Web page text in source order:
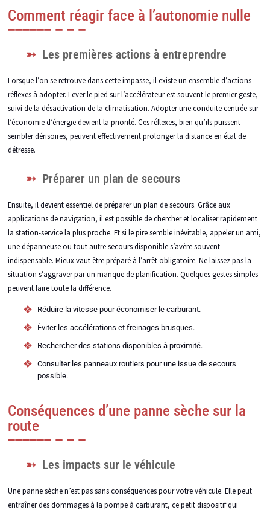
Comment réagir face à l’autonomie nulle
Les premières actions à entreprendre
Lorsque l’on se retrouve dans cette impasse, il existe un ensemble d’actions
réflexes à adopter. Lever le pied sur l’accélérateur est souvent le premier geste,
suivi de la désactivation de la climatisation. Adopter une conduite centrée sur
l’économie d’énergie devient la priorité. Ces réflexes, bien qu’ils puissent
sembler dérisoires, peuvent effectivement prolonger la distance en état de
détresse.
Préparer un plan de secours
Ensuite, il devient essentiel de préparer un plan de secours. Grâce aux
applications de navigation, il est possible de chercher et localiser rapidement
la station-service la plus proche. Et si le pire semble inévitable, appeler un ami,
une dépanneuse ou tout autre secours disponible s’avère souvent
indispensable. Mieux vaut être préparé à l’arrêt obligatoire. Ne laissez pas la
situation s’aggraver par un manque de planification. Quelques gestes simples
peuvent faire toute la différence.
Réduire la vitesse pour économiser le carburant.
Éviter les accélérations et freinages brusques.
Rechercher des stations disponibles à proximité.
Consulter les panneaux routiers pour une issue de secours
possible.
Conséquences d’une panne sèche sur la
route
Les impacts sur le véhicule
Une panne sèche n’est pas sans conséquences pour votre véhicule. Elle peut
entraîner des dommages à la pompe à carburant, ce petit dispositif qui